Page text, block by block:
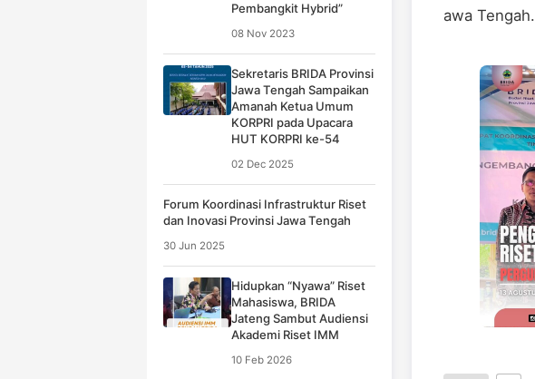
Pembangkit Hybrid”
08 Nov 2023
Sekretaris BRIDA Provinsi
Jawa Tengah Sampaikan
Amanah Ketua Umum
KORPRI pada Upacara
HUT KORPRI ke-54
02 Dec 2025
Forum Koordinasi Infrastruktur Riset
dan Inovasi Provinsi Jawa Tengah
30 Jun 2025
Hidupkan “Nyawa” Riset
Mahasiswa, BRIDA
Jateng Sambut Audiensi
Akademi Riset IMM
10 Feb 2026
awa Tengah.